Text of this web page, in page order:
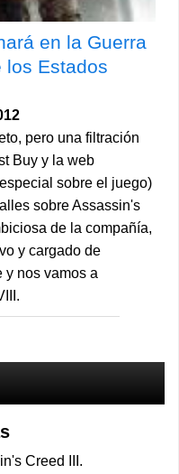
en la Guerra
los Estados
pero una filtración
Buy y la web
sobre el juego)
sobre Assassin's
de la compañía,
y cargado de
y nos vamos a
Creed III.